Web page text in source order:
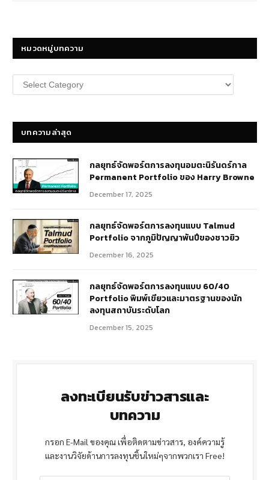
หมวดหมู่บทความ
หมวด
หมู่
บทความล่าสุด
กลยุทธ์​จัดพอร์ตการลงทุนอมตะนิรันดร์กาล
Permanent Portfolio ของ Harry Browne
December 17, 2025
กลยุทธ์จัดพอร์ตการลงทุนแบบ Talmud
Portfolio จากภูมิปัญญาพันปีของชาวยิว
December 16, 2025
กลยุทธ์จัดพอร์ตการลงทุนแบบ 60/40
Portfolio พิมพ์เขียวและมาตรฐานของนัก
ลงทุนสถาบันระดับโลก
December 15, 2025
ลงทะเบียนรับข่าวสารและ
บทความ
กรอก E-Mail ของคุณ เพื่อติดตามข่าวสาร, องค์ความรู้
และงานวิจัยด้านการลงทุนชิ้นใหม่ๆจากพวกเรา Free!